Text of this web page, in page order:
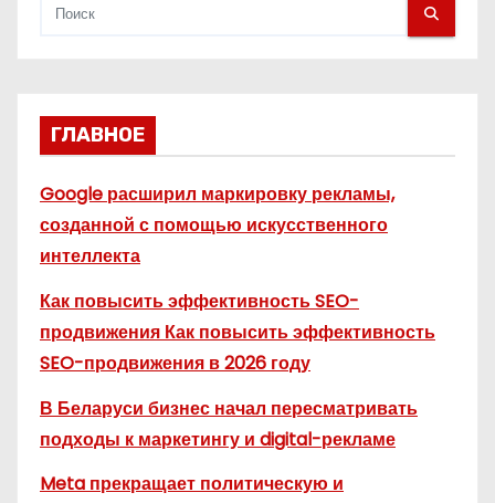
ГЛАВНОЕ
Google расширил маркировку рекламы,
созданной с помощью искусственного
интеллекта
Как повысить эффективность SEO-
продвижения Как повысить эффективность
SEO-продвижения в 2026 году
В Беларуси бизнес начал пересматривать
подходы к маркетингу и digital-рекламе
Meta прекращает политическую и